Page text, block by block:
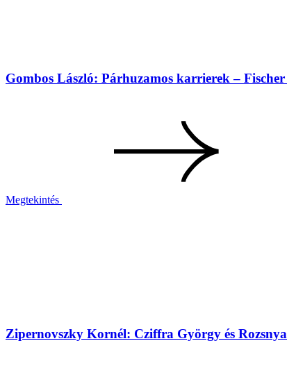
Gombos László: Párhuzamos karrierek –
Megtekintés
Zipernovszky Kornél: Cziffra György és